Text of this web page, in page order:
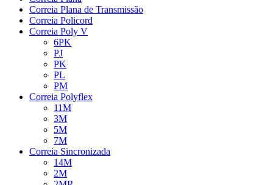
Correia Plana de Transmissão
Correia Policord
Correia Poly V
6PK
PJ
PK
PL
PM
Correia Polyflex
11M
3M
5M
7M
Correia Sincronizada
14M
2M